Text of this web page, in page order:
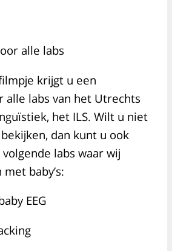
alle labs
krijgt u een
alle labs van het Utrechts
het ILS. Wilt u niet
dan kunt u ook
labs waar wij
baby’s:
EEG